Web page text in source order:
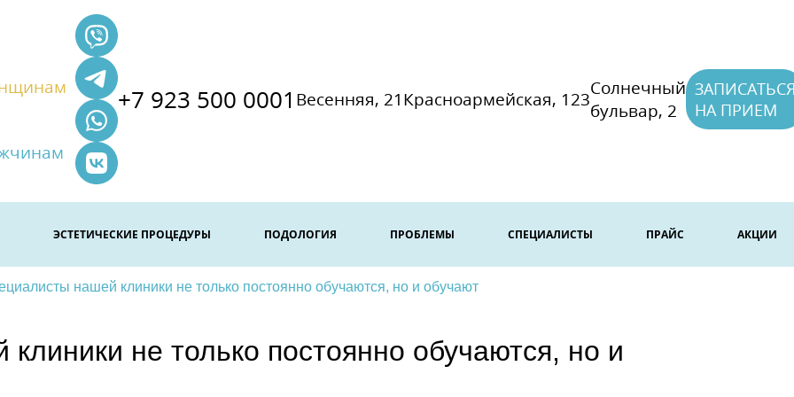
+7 923 500 0001 Весенняя, 21Красноармейская, 123Солнечный
бульвар, 2
НА ПРИЕМ
ЭСТЕТИЧЕСКИЕ ПРОЦЕДУРЫ ПОДОЛОГИЯ ПРОБЛЕМЫ СПЕЦИАЛИСТЫ ПРАЙС АКЦИИ
нашей клиники не только постоянно обучаются, но и обучают
не только постоянно обучаются, но и